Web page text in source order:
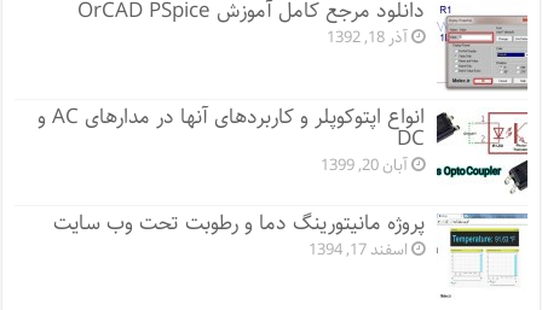
دانلود مرجع کامل آموزش OrCAD PSpice
آذر 18, 1392
انواع اپتوکوپلر و کاربردهای آنها در مدارهای AC و
DC
آبان 20, 1399
پروژه مانيتورينگ دما و رطوبت تحت وب سایت
اسفند 17, 1394